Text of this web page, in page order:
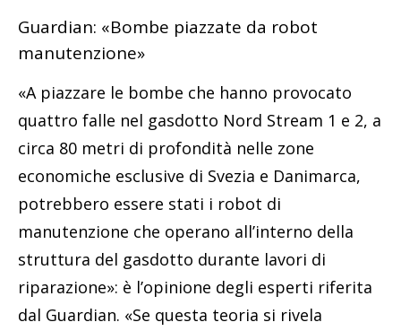
Guardian: «Bombe piazzate da robot
manutenzione»
«A piazzare le bombe che hanno provocato
quattro falle nel gasdotto Nord Stream 1 e 2, a
circa 80 metri di profondità nelle zone
economiche esclusive di Svezia e Danimarca,
potrebbero essere stati i robot di
manutenzione che operano all’interno della
struttura del gasdotto durante lavori di
riparazione»: è l’opinione degli esperti riferita
dal Guardian. «Se questa teoria si rivela